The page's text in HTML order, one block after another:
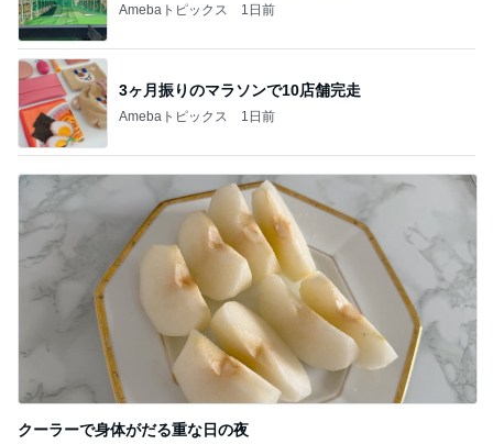
Amebaトピックス 1日前
3ヶ月振りのマラソンで10店舗完走
Amebaトピックス 1日前
クーラーで身体がだる重な日の夜